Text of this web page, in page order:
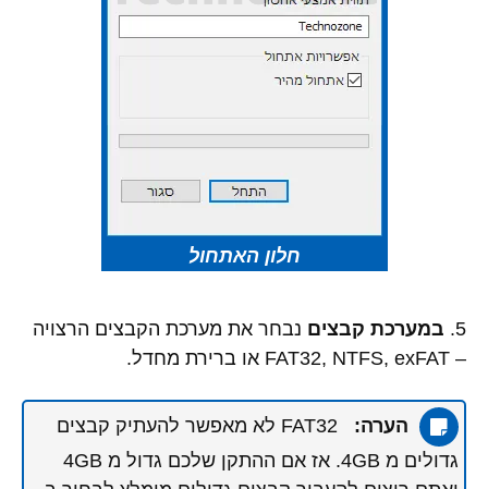
חלון האתחול
5. במערכת קבצים נבחר את מערכת הקבצים הרצויה
– FAT32, NTFS, exFAT או ברירת מחדל.
הערה:
FAT32 לא מאפשר להעתיק קבצים
גדולים מ 4GB. אז אם ההתקן שלכם גדול מ 4GB